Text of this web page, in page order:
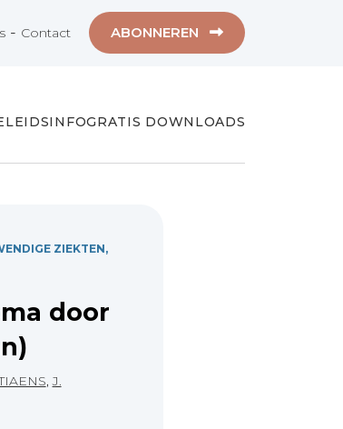
- Contact ABONNEREN
GRATIS DOWNLOADS
ZIEKTEN,
door
,J.